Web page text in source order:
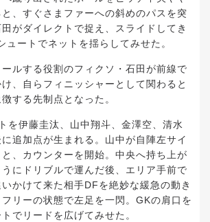
、すぐさまファーへの斜めのパスを突
がダイレクトで捉え、スライドしてき
ュートでネットを揺らしてみせた。
ルする役割のフィクソ・石田が前線で
、自らフィニッシャーとして関わると
する先制点となった。
を伊藤圭汰、山中翔斗、金澤空、清水
追加点が生まれる。山中が自陣左サイ
と、カウンターを開始。中央へ持ち上が
にドリブルで運んだ後、エリア手前で
かけて来た相手DFを絶妙な緩急の動き
リーの状態で左足を一閃。GKの肩口を
でリードを広げてみせた。